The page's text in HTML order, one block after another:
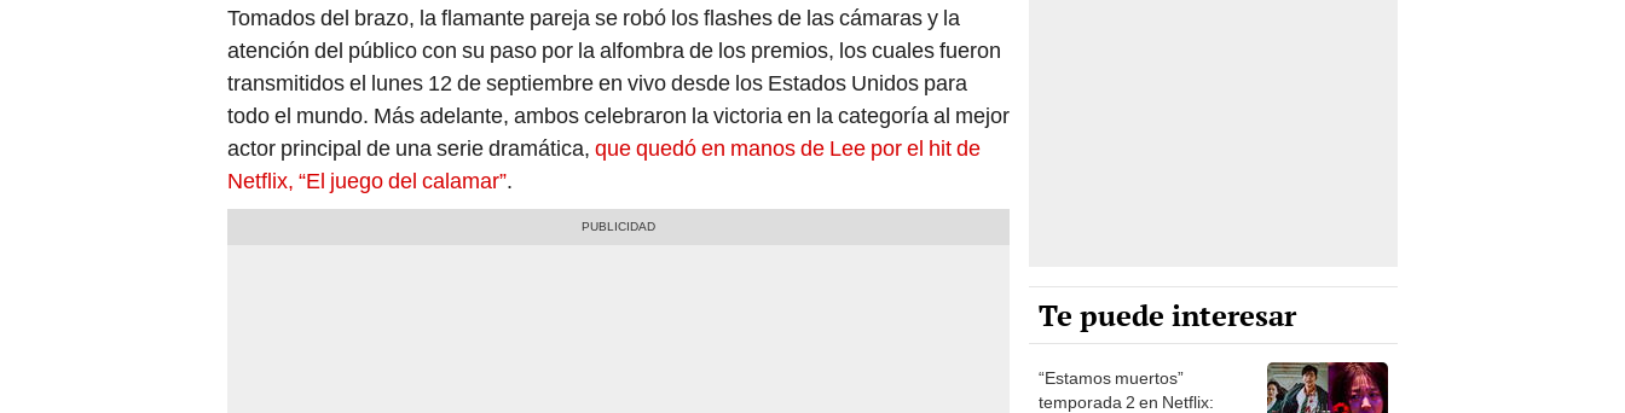
Tomados del brazo, la flamante pareja se robó los flashes de las cámaras y la
atención del público con su paso por la alfombra de los premios, los cuales fueron
transmitidos el lunes 12 de septiembre en vivo desde los Estados Unidos para
todo el mundo. Más adelante, ambos celebraron la victoria en la categoría al mejor
actor principal de una serie dramática, que quedó en manos de Lee por el hit de
Netflix, “El juego del calamar”.
Te puede interesar
“Estamos muertos”
temporada 2 en Netflix: